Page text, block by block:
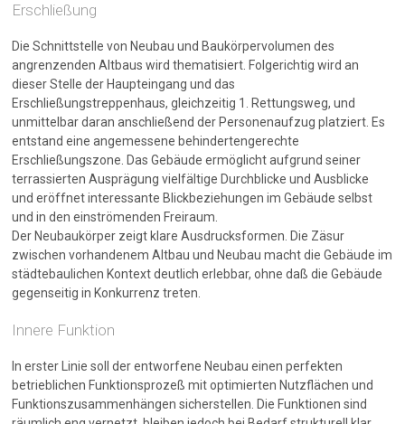
Erschließung
Die Schnittstelle von Neubau und Baukörpervolumen des
angrenzenden Altbaus wird thematisiert. Folgerichtig wird an
dieser Stelle der Haupteingang und das
Erschließungstreppenhaus, gleichzeitig 1. Rettungsweg, und
unmittelbar daran anschließend der Personenaufzug platziert. Es
entstand eine angemessene behindertengerechte
Erschließungszone. Das Gebäude ermöglicht aufgrund seiner
terrassierten Ausprägung vielfältige Durchblicke und Ausblicke
und eröffnet interessante Blickbeziehungen im Gebäude selbst
und in den einströmenden Freiraum.
Der Neubaukörper zeigt klare Ausdrucksformen. Die Zäsur
zwischen vorhandenem Altbau und Neubau macht die Gebäude im
städtebaulichen Kontext deutlich erlebbar, ohne daß die Gebäude
gegenseitig in Konkurrenz treten.
Innere Funktion
In erster Linie soll der entworfene Neubau einen perfekten
betrieblichen Funktionsprozeß mit optimierten Nutzflächen und
Funktionszusammenhängen sicherstellen. Die Funktionen sind